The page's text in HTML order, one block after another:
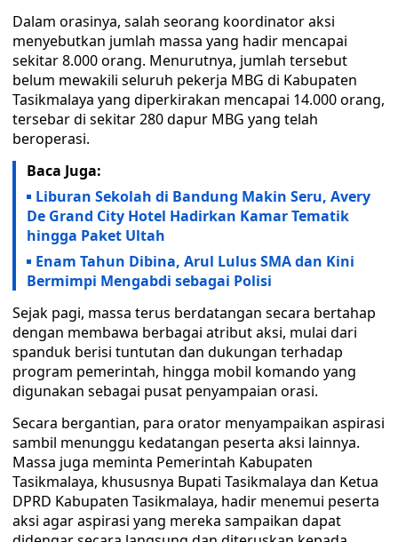
Dalam orasinya, salah seorang koordinator aksi
menyebutkan jumlah massa yang hadir mencapai
sekitar 8.000 orang. Menurutnya, jumlah tersebut
belum mewakili seluruh pekerja MBG di Kabupaten
Tasikmalaya yang diperkirakan mencapai 14.000 orang,
tersebar di sekitar 280 dapur MBG yang telah
beroperasi.
Baca Juga:
Liburan Sekolah di Bandung Makin Seru, Avery
De Grand City Hotel Hadirkan Kamar Tematik
hingga Paket Ultah
Enam Tahun Dibina, Arul Lulus SMA dan Kini
Bermimpi Mengabdi sebagai Polisi
Sejak pagi, massa terus berdatangan secara bertahap
dengan membawa berbagai atribut aksi, mulai dari
spanduk berisi tuntutan dan dukungan terhadap
program pemerintah, hingga mobil komando yang
digunakan sebagai pusat penyampaian orasi.
Secara bergantian, para orator menyampaikan aspirasi
sambil menunggu kedatangan peserta aksi lainnya.
Massa juga meminta Pemerintah Kabupaten
Tasikmalaya, khususnya Bupati Tasikmalaya dan Ketua
DPRD Kabupaten Tasikmalaya, hadir menemui peserta
aksi agar aspirasi yang mereka sampaikan dapat